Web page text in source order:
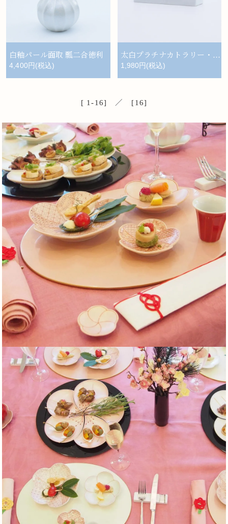
白釉パール面取 瓢二合徳利
4,400円(税込)
太白プラチナカトラリー・レスト
1,980円(税込)
[ 1-16] ／ [16]